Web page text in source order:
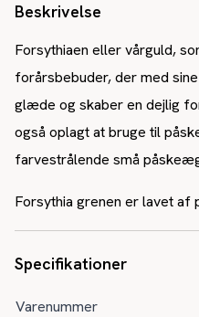
Beskrivelse
Forsythiaen eller vårguld,
forårsbebuder, der med
glæde og skaber en dejlig
også oplagt at bruge til
farvestrålende små
Forsythia grenen er lavet af
Specifikationer
Varenummer